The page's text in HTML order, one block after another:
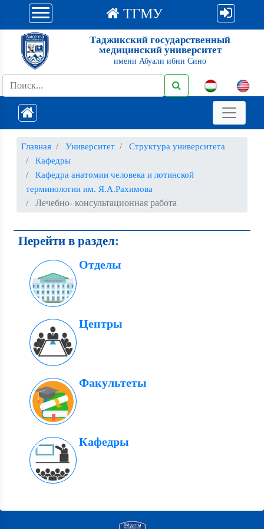
ТГМУ
Таджикский государственный
медицинский университет
имени Абуали ибни Сино
Главная Университет
Структура университета
Кафедры
Кафедра анатомии человека и лотинской
терминологии им. Я.А.Рахимова
Лечебно- консультационная работа
Перейти в раздел:
Отделы
Центры
Факультеты
Кафедры